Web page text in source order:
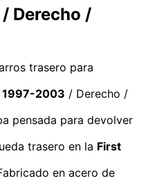
Derecho /
trasero para
1997-2003 / Derecho /
pensada para devolver
trasero en la First
en acero de